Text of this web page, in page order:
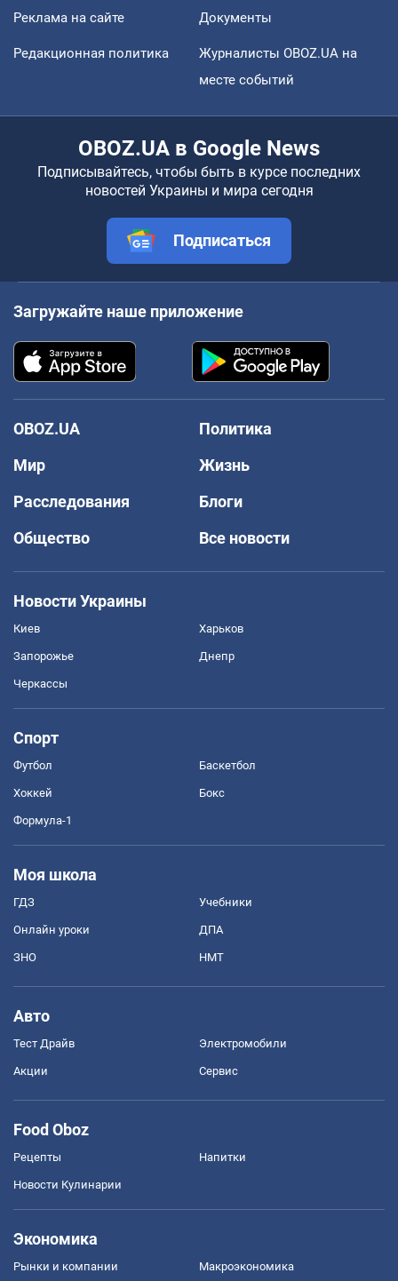
Реклама на сайте Документы
Редакционная политика
Журналисты OBOZ.UA на
месте событий
OBOZ.UA в Google News
Подписывайтесь, чтобы быть в курсе последних
новостей Украины и мира сегодня
Подписаться
Загружайте наше приложение
OBOZ.UA
Политика
Мир
Жизнь
Расследования
Блоги
Общество
Все новости
Новости Украины
Киев Харьков
Запорожье Днепр
Черкассы
Спорт
Футбол Баскетбол
Хоккей Бокс
Формула-1
Моя школа
ГДЗ Учебники
Онлайн уроки ДПА
ЗНО НМТ
Авто
Тест Драйв Электромобили
Акции Сервис
Food Oboz
Рецепты Напитки
Новости Кулинарии
Экономика
Рынки и компании Mакроэкономика